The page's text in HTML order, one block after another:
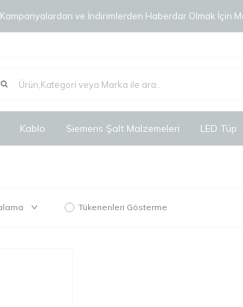
Kampanyalardan ve İndirimlerden Haberdar Olmak İçin
Kablo Siemens Şalt Malzemeleri LED Tüp
Tükenenleri Gösterme